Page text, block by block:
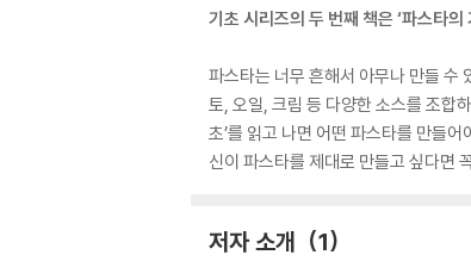
기초 시리즈의 두 번째 책은 ‘파스타의
파스타는 너무 흔해서 아무나 만들 수
토, 오일, 크림 등 다양한 소스를 조합
초’를 읽고 나면 어떤 파스타를 만들
신이 파스타를 제대로 만들고 싶다면
저자 소개 1